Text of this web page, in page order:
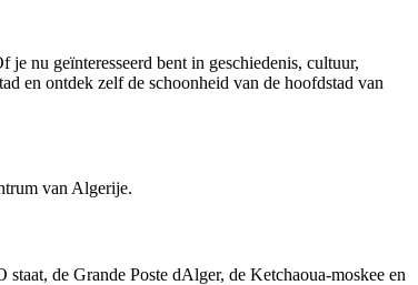
nu geïnteresseerd bent in geschiedenis, cultuur,
en ontdek zelf de schoonheid van de hoofdstad van
van Algerije.
de Grande Poste dAlger, de Ketchaoua-moskee en